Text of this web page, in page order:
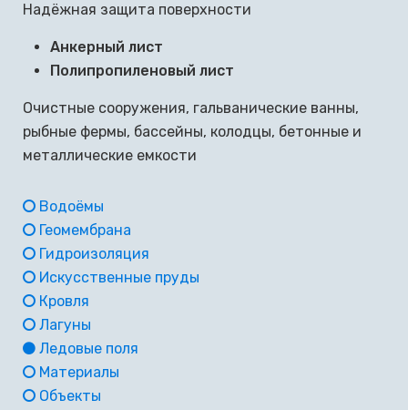
Надёжная защита поверхности
Анкерный лист
Полипропиленовый лист
Очистные сооружения, гальванические ванны,
рыбные фермы, бассейны, колодцы, бетонные и
металлические емкости
Водоёмы
Геомембрана
Гидроизоляция
Искусственные пруды
Кровля
Лагуны
Ледовые поля
Материалы
Объекты